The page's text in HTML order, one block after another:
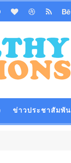
ข่าวประชาสัมพั